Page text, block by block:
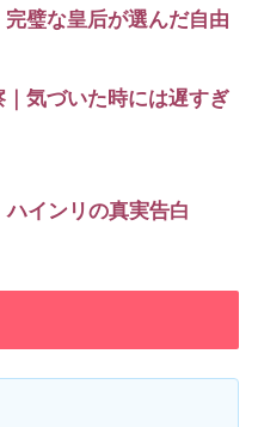
璧な皇后が選んだ自由
気づいた時には遅すぎ
インリの真実告白